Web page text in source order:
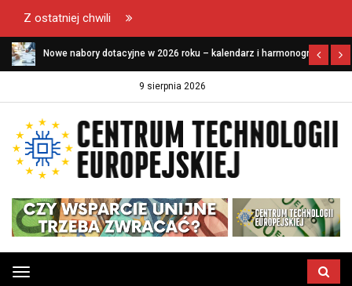
Z ostatniej chwili
Nowe nabory dotacyjne w 2026 roku – kalendarz i harmonogram
9 sierpnia 2026
Przełącz